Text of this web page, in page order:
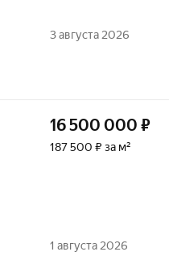
3 августа 2026
16 500 000 ₽
187 500 ₽ за м²
1 августа 2026